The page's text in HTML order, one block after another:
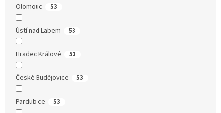
Olomouc 53
Ústí nad Labem 53
Hradec Králové 53
České Budějovice 53
Pardubice 53